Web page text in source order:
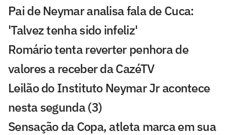
Pai de Neymar analisa fala de Cuca:
'Talvez tenha sido infeliz'
Romário tenta reverter penhora de
valores a receber da CazéTV
Leilão do Instituto Neymar Jr acontece
nesta segunda (3)
Sensação da Copa, atleta marca em sua